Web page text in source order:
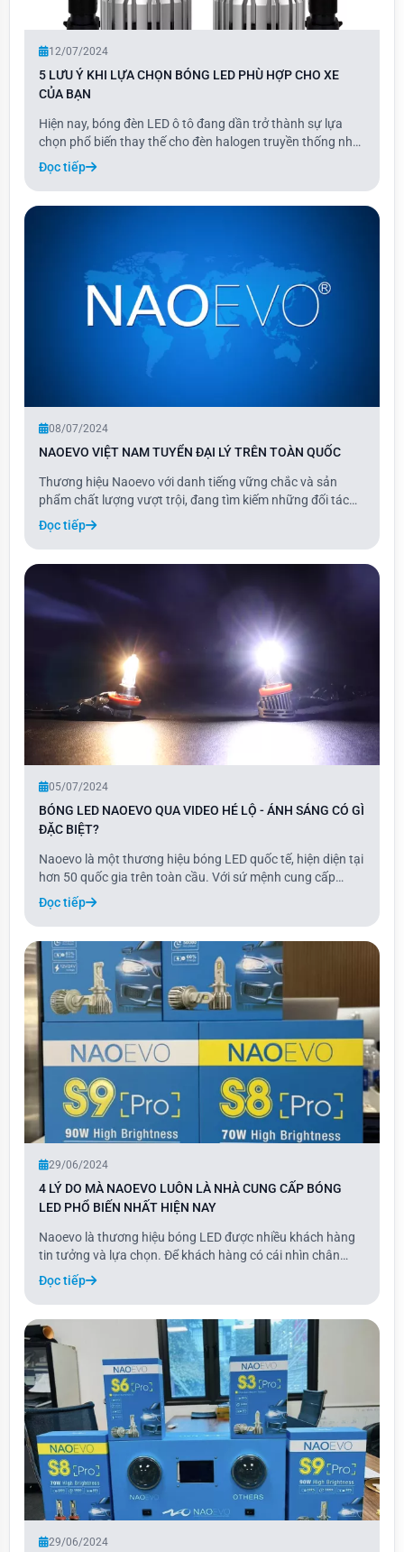
12/07/2024
5 LƯU Ý KHI LỰA CHỌN BÓNG LED PHÙ HỢP CHO XE
CỦA BẠN
Hiện nay, bóng đèn LED ô tô đang dần trở thành sự lựa
chọn phổ biến thay thế cho đèn halogen truyền thống nhờ
những ưu điểm vượt trội về hiệu suất chiếu sáng, tiết kiệm
năng lượng và tuổi thọ cao. Hãy cùng Naoevo khám phá
một số yếu tố quan trọng cần xem
Đọc tiếp
08/07/2024
NAOEVO VIỆT NAM TUYỂN ĐẠI LÝ TRÊN TOÀN QUỐC
Thương hiệu Naoevo với danh tiếng vững chắc và sản
phẩm chất lượng vượt trội, đang tìm kiếm những đối tác
đam mê và nhiệt huyết để mở rộng mạng lưới đại lý trên
toàn quốc.
Đọc tiếp
05/07/2024
BÓNG LED NAOEVO QUA VIDEO HÉ LỘ - ÁNH SÁNG CÓ GÌ
ĐẶC BIỆT?
Naoevo là một thương hiệu bóng LED quốc tế, hiện diện tại
hơn 50 quốc gia trên toàn cầu. Với sứ mệnh cung cấp
những giải pháp chiếu sáng đột phá và toàn diện cho thị
trường ô tô, Naoevo luôn đáp ứng mọi nhu cầu và mong
muốn của khách hàng. Với hơn 18 năm
Đọc tiếp
29/06/2024
4 LÝ DO MÀ NAOEVO LUÔN LÀ NHÀ CUNG CẤP BÓNG
LED PHỔ BIẾN NHẤT HIỆN NAY
Naoevo là thương hiệu bóng LED được nhiều khách hàng
tin tưởng và lựa chọn. Để khách hàng có cái nhìn chân
thực hơn về loại bóng led này, hãy theo dõi 4 lý do mà
Naoevo luôn là nhà sản xuất và cung cấp bóng led phổ
biến nhất qua bài viết sau nhé!
Đọc tiếp
29/06/2024